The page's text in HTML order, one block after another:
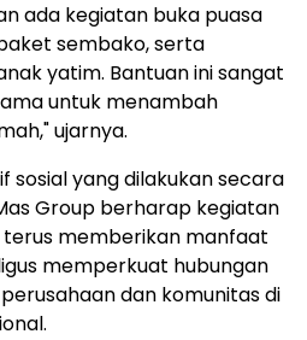
ada kegiatan buka puasa
sembako, serta
yatim. Bantuan ini sangat
untuk menambah
ujarnya.
sosial yang dilakukan secara
Group berharap kegiatan
memberikan manfaat
memperkuat hubungan
dan komunitas di